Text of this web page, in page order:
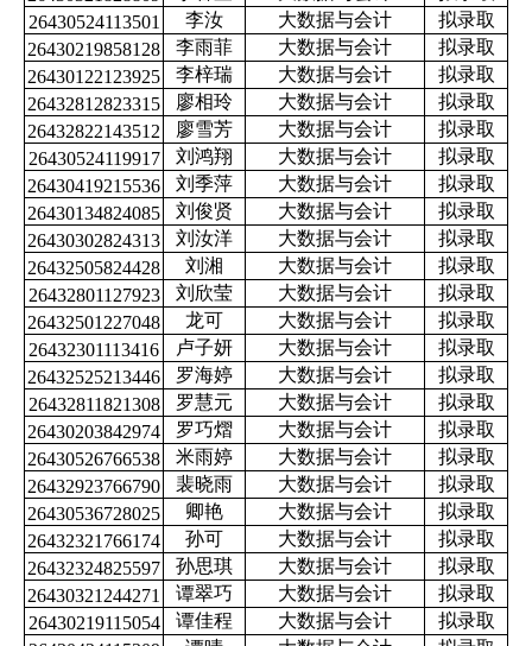
26430524113501
李汝 大数据与会计
拟录取
26430219858128
李雨菲 大数据与会计
拟录取
26430122123925
李梓瑞 大数据与会计
拟录取
26432812823315
廖相玲 大数据与会计
拟录取
26432822143512
廖雪芳 大数据与会计
拟录取
26430524119917
刘鸿翔 大数据与会计
拟录取
26430419215536
刘季萍 大数据与会计
拟录取
26430134824085
刘俊贤 大数据与会计
拟录取
26430302824313
刘汝洋 大数据与会计
拟录取
26432505824428
刘湘 大数据与会计
拟录取
26432801127923
刘欣莹 大数据与会计
拟录取
26432501227048
龙可 大数据与会计
拟录取
26432301113416
卢子妍 大数据与会计
拟录取
26432525213446
罗海婷 大数据与会计
拟录取
26432811821308
罗慧元 大数据与会计
拟录取
26430203842974
罗巧熠 大数据与会计
拟录取
26430526766538
米雨婷 大数据与会计
拟录取
26432923766790
裴晓雨 大数据与会计
拟录取
26430536728025
卿艳 大数据与会计
拟录取
26432321766174
孙可 大数据与会计
拟录取
26432324825597
孙思琪 大数据与会计
拟录取
26430321244271
谭翠巧 大数据与会计
拟录取
26430219115054
谭佳程 大数据与会计
拟录取